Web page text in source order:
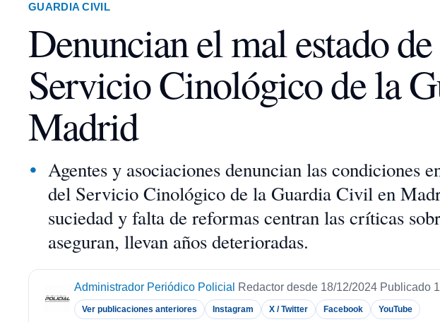
GUARDIA CIVIL
Denuncian el mal estado
Servicio Cinológico de la
Madrid
Agentes y asociaciones denuncian las condiciones
del Servicio Cinológico de la Guardia Civil en
suciedad y falta de reformas centran las críticas
aseguran, llevan años deterioradas.
Administrador Periódico Policial Redactor desde 18/12/2024 Publicado
Ver publicaciones anteriores Instagram X / Twitter Facebook YouTube